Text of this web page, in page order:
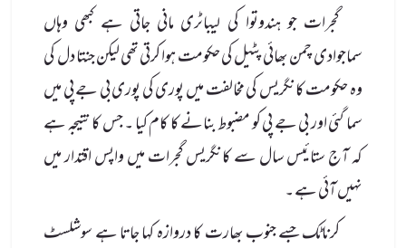
گجرات جو ہندوتوا کی لیباٹری مانی جاتی ہے کبھی وہاں
سماجوادی چمن بھائی پٹیل کی حکومت ہوا کرتی تھی لیکن جنتا دل کی
وہ حکومت کانگریس کی مخالفت میں پوری کی پوری بی جے پی میں
سما گئی اور بی جے پی کو مضبوط بنانے کا کام کیا ۔ جس کا نتیجہ ہے
کہ آج ستائیس سال سے کانگریس گجرات میں واپس اقتدار میں
نہیں آئی ہے ۔
کرناٹک جسے جنوب بھارت کا دروازہ کہا جاتا ہے سوشلسٹ